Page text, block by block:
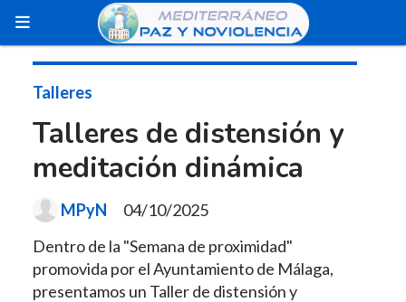
Talleres de distensión y
meditación dinámica
Dentro de la "Semana de proximidad"
promovida por el Ayuntamiento de Málaga,
presentamos un Taller de distensión y
Talleres
04/10/2025
MPyN